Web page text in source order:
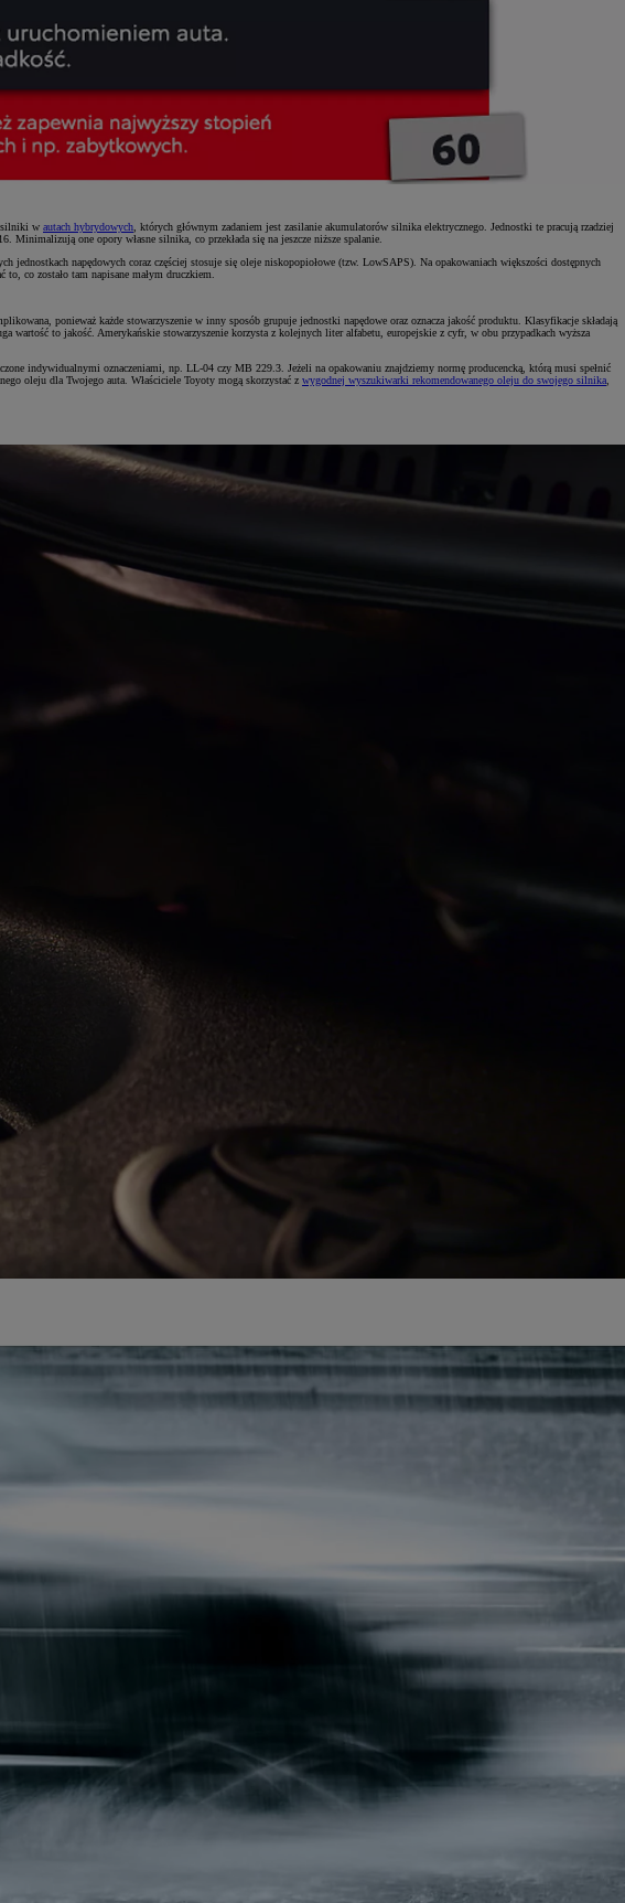
silniki w autach hybrydowych , których głównym zadaniem jest zasilanie akumulatorów silnika elektrycznego. Jednostki te pracują rzadziej
one opory własne silnika, co przekłada się na jeszcze niższe spalanie.
jednostkach napędowych coraz częściej stosuje się oleje niskopopiołowe (tzw. LowSAPS). Na opakowaniach większości dostępnych
co zostało tam napisane małym druczkiem.
ponieważ każde stowarzyszenie w inny sposób grupuje jednostki napędowe oraz oznacza jakość produktu. Klasyfikacje składają
to jakość. Amerykańskie stowarzyszenie korzysta z kolejnych liter alfabetu, europejskie z cyfr, w obu przypadkach wyższa
indywidualnymi oznaczeniami, np. LL-04 czy MB 229.3. Jeżeli na opakowaniu znajdziemy normę producencką, którą musi spełnić
oleju dla Twojego auta. Właściciele Toyoty mogą skorzystać z wygodnej wyszukiwarki rekomendowanego oleju do swojego silnika